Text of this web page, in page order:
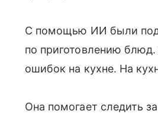
С помощью ИИ были
по приготовлению блюд.
ошибок на кухне. На
Она помогает следить